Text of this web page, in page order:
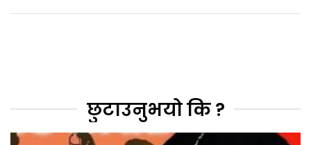
छुटाउनुभयो कि ?